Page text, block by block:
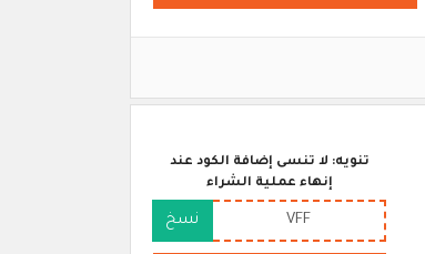
تنويه: لا تنسى إضافة الكود عند
إنهاء عملية الشراء
VFF نسخ